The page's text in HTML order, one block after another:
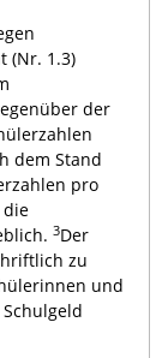
(Nr. 1.3)
der
dem Stand
pro
die
3Der
zu
und